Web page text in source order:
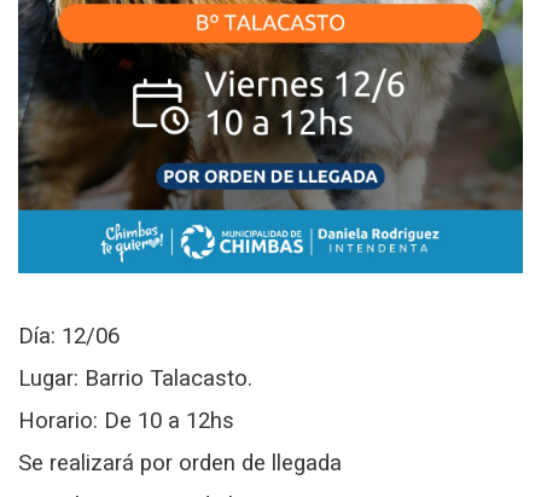
Día: 12/06
Lugar: Barrio Talacasto.
Horario: De 10 a 12hs
Se realizará por orden de llegada